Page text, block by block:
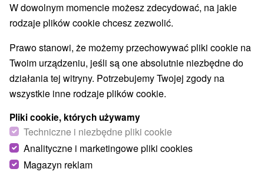
W dowolnym momencie możesz zdecydować, na jakie
rodzaje plików cookie chcesz zezwolić.
Prawo stanowi, że możemy przechowywać pliki cookie na
Twoim urządzeniu, jeśli są one absolutnie niezbędne do
działania tej witryny. Potrzebujemy Twojej zgody na
wszystkie inne rodzaje plików cookie.
Pliki cookie, których używamy
Techniczne i niezbędne pliki cookie
Analityczne i marketingowe pliki cookies
Magazyn reklam